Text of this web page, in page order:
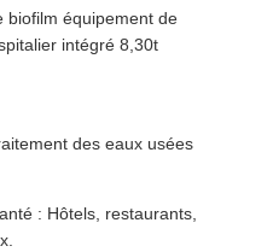
des eaux usées
: Hôtels, restaurants,